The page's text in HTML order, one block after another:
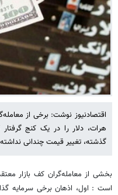
اقتصادنیوز نوشت: برخی از
هرات، دلار را در یک کنج
گذشته، تغییر قیمت چندانی
بخشی از معامله‌گران کف بازار
است : اول، اذهان برخی سرمایه